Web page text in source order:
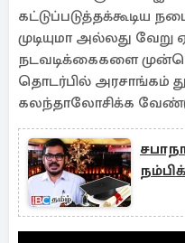
கட்டுப்படுத்தக்கூடிய
முடியுமா அல்லது
நடவடிக்கைகளை
தொடர்பில் அரசாங்கம்
கலந்தாலோசிக்க